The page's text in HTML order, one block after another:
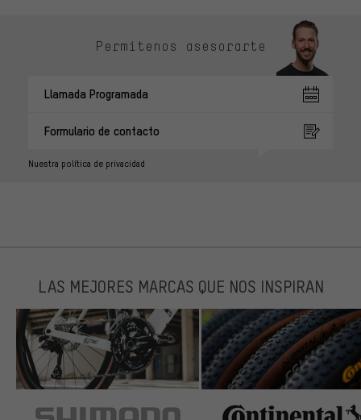
Permítenos asesorarte
Llamada Programada
Formulario de contacto
Nuestra política de privacidad
LAS MEJORES MARCAS QUE NOS INSPIRAN